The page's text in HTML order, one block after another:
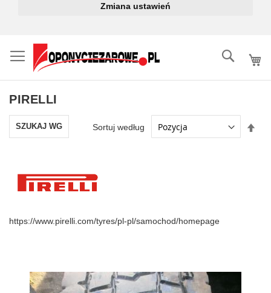
Zmiana ustawień
do
Szukaj
PIRELLI
https://www.pirelli.com/tyres/pl-pl/samochod/homepage
Sortuj według
SZUKAJ WG